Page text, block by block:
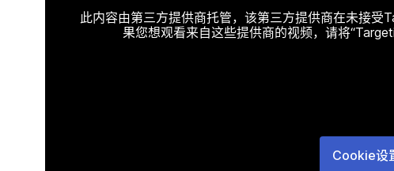
此内容由第三方提供商托管，该第三方提供商在未接
果您想观看来自这些提供商的视频，请将
Cookie设